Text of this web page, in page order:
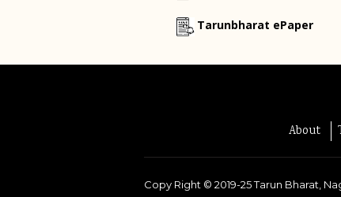
Tarunbharat ePaper
About
Copy Right © 2019-25Tarun Bharat,